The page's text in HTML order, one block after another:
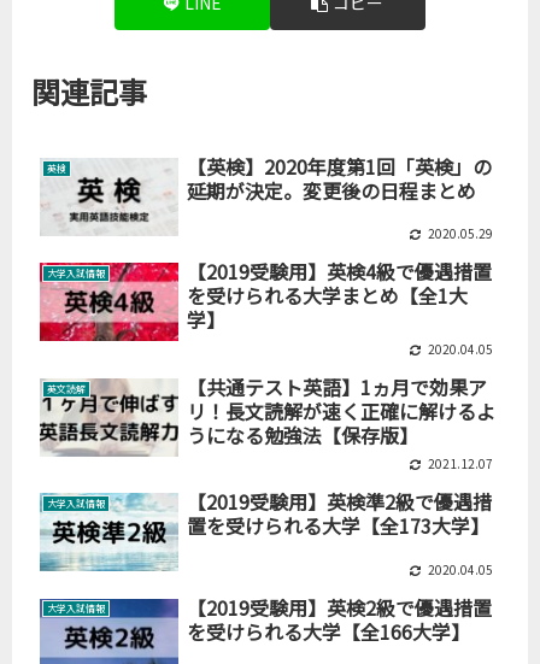
関連記事
英検
【英検】2020年度第1回「英検」の
延期が決定。変更後の日程まとめ
2020.05.29
大学入試情報
【2019受験用】英検4級で優遇措置
を受けられる大学まとめ【全1大
学】
2020.04.05
英文読解
【共通テスト英語】1ヵ月で効果ア
リ！長文読解が速く正確に解けるよ
うになる勉強法【保存版】
2021.12.07
大学入試情報
【2019受験用】英検準2級で優遇措
置を受けられる大学【全173大学】
2020.04.05
大学入試情報
【2019受験用】英検2級で優遇措置
を受けられる大学【全166大学】